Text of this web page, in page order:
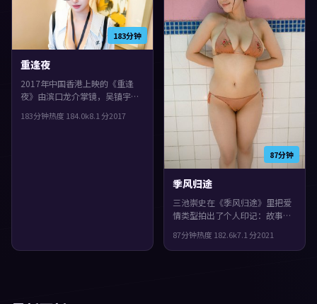
183分钟
重逢夜
2017年中国香港上映的《重逢
夜》由滨口龙介掌镜，吴镇宇、
上偏战争，配乐与声场强化了不
183分钟热度 184.0k8.1分2017
87分钟
季风归途
三池崇史在《季风归途》里把爱
情类型拍出了个人印记：故事发
主演包括任素汐、菅田将晖、汤
唯。影片在类型框架里仍保留了
87分钟热度 182.6k7.1 分2021